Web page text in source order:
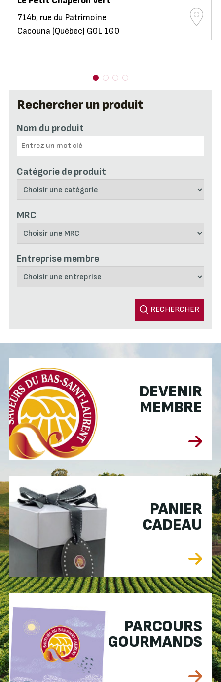
Rechercher un produit
Nom du produit
Catégorie de produit
MRC
Entreprise membre
RECHERCHER
714b, rue du Patrimoine
Cacouna (Québec) G0L 1G0
DEVENIR
MEMBRE
PANIER
CADEAU
PARCOURS
GOURMANDS